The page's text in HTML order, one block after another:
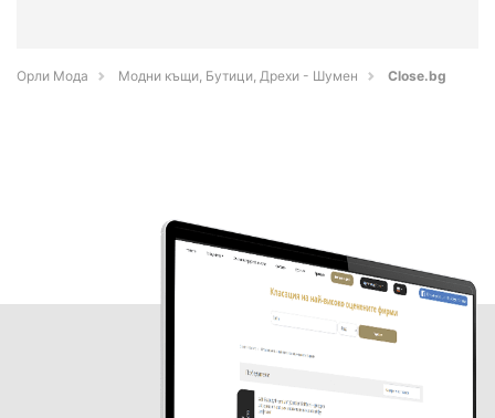
Орли Мода Модни къщи, Бутици, Дрехи - Шумен Close.bg